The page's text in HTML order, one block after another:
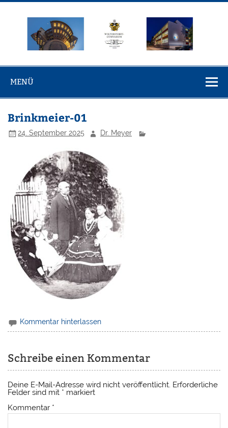
Zum
springen
Gymnasium
Ballenstedt
MENÜ
Brinkmeier-01
24. September 2025 Dr. Meyer
Kommentar hinterlassen
Schreibe einen Kommentar
Deine E-Mail-Adresse wird nicht veröffentlicht. Erforderliche
Felder sind mit * markiert
Kommentar *